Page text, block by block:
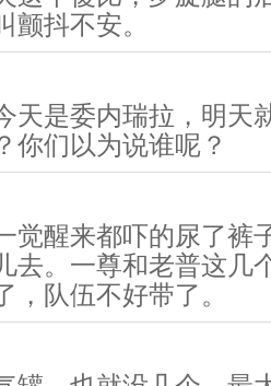
颤抖不安。
天是委内瑞拉，明天
你们以为说谁呢？
觉醒来都吓的尿了裤
去。一尊和老普这几
，队伍不好带了。